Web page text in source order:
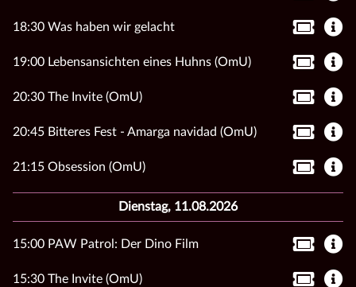
18:30 Was haben wir gelacht
19:00 Lebensansichten eines Huhns (OmU)
20:30 The Invite (OmU)
20:45 Bitteres Fest - Amarga navidad (OmU)
21:15 Obsession (OmU)
Dienstag, 11.08.2026
15:00 PAW Patrol: Der Dino Film
15:30 The Invite (OmU)